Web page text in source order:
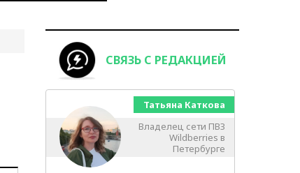
СВЯЗЬ С РЕДАКЦИЕЙ
Александр Зимин
Адвокат
Татьяна Каткова
Владелец сети ПВЗ
Wildberries в
Петербурге
Владимир Сажин
Автоэксперт
Вячеслав Калганов
Заместитель
председателя
комитета по